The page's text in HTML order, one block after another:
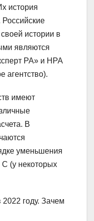
история
Российские
истории в
являются
РА» и НРА
агентство).
имеют
В
уменьшения
С (у некоторых